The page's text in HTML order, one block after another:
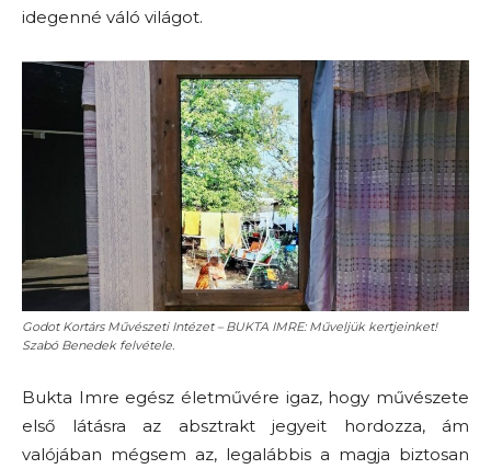
idegenné váló világot.
Godot Kortárs Művészeti Intézet – BUKTA IMRE: Műveljük kertjeinket!
Szabó Benedek felvétele.
Bukta Imre egész életművére igaz, hogy művészete
első látásra az absztrakt jegyeit hordozza, ám
valójában mégsem az, legalábbis a magja biztosan